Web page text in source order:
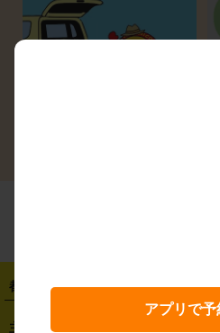
都道府県から探す
・ 岩手県 ・ 宮
主要駅から探す
アプリで予